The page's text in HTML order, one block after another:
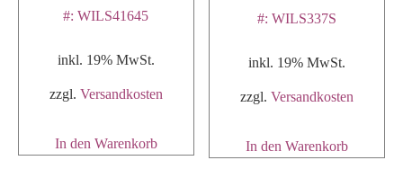
#: WILS41645
inkl. 19% MwSt.
zzgl. Versandkosten
In den Warenkorb
#: WILS337S
inkl. 19% MwSt.
zzgl.Versandkosten
In den Warenkorb